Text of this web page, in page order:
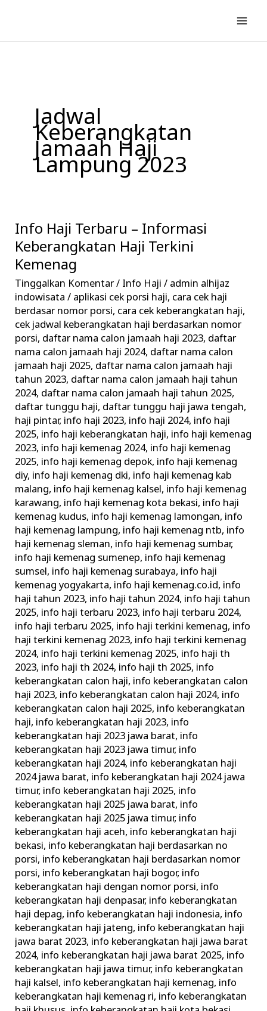
konten
Jadwal
Keberangkatan
Jamaah Haji
Lampung 2023
Info Haji Terbaru – Informasi
Keberangkatan Haji Terkini
Kemenag
Tinggalkan Komentar/ Info Haji / admin alhijaz
indowisata/ aplikasi cek porsi haji, cara cek haji
berdasar nomor porsi, cara cek keberangkatan haji,
cek jadwal keberangkatan haji berdasarkan nomor
porsi, daftar nama calon jamaah haji 2023, daftar
nama calon jamaah haji 2024, daftar nama calon
jamaah haji 2025, daftar nama calon jamaah haji
tahun 2023, daftar nama calon jamaah haji tahun
2024, daftar nama calon jamaah haji tahun 2025,
daftar tunggu haji, daftar tunggu haji jawa tengah,
haji pintar, info haji 2023, info haji 2024, info haji
2025, info haji keberangkatan haji, info haji kemenag
2023, info haji kemenag 2024, info haji kemenag
2025, info haji kemenag depok, info haji kemenag
diy, info haji kemenag dki, info haji kemenag kab
malang, info haji kemenag kalsel, info haji kemenag
karawang, info haji kemenag kota bekasi, info haji
kemenag kudus, info haji kemenag lamongan, info
haji kemenag lampung, info haji kemenag ntb, info
haji kemenag sleman, info haji kemenag sumbar,
info haji kemenag sumenep, info haji kemenag
sumsel, info haji kemenag surabaya, info haji
kemenag yogyakarta, info haji kemenag.co.id, info
haji tahun 2023, info haji tahun 2024, info haji tahun
2025, info haji terbaru 2023, info haji terbaru 2024,
info haji terbaru 2025, info haji terkini kemenag, info
haji terkini kemenag 2023, info haji terkini kemenag
2024, info haji terkini kemenag 2025, info haji th
2023, info haji th 2024, info haji th 2025, info
keberangkatan calon haji, info keberangkatan calon
haji 2023, info keberangkatan calon haji 2024, info
keberangkatan calon haji 2025, info keberangkatan
haji, info keberangkatan haji 2023, info
keberangkatan haji 2023 jawa barat, info
keberangkatan haji 2023 jawa timur, info
keberangkatan haji 2024, info keberangkatan haji
2024 jawa barat, info keberangkatan haji 2024 jawa
timur, info keberangkatan haji 2025, info
keberangkatan haji 2025 jawa barat, info
keberangkatan haji 2025 jawa timur, info
keberangkatan haji aceh, info keberangkatan haji
bekasi, info keberangkatan haji berdasarkan no
porsi, info keberangkatan haji berdasarkan nomor
porsi, info keberangkatan haji bogor, info
keberangkatan haji dengan nomor porsi, info
keberangkatan haji denpasar, info keberangkatan
haji depag, info keberangkatan haji indonesia, info
keberangkatan haji jateng, info keberangkatan haji
jawa barat 2023, info keberangkatan haji jawa barat
2024, info keberangkatan haji jawa barat 2025, info
keberangkatan haji jawa timur, info keberangkatan
haji kalsel, info keberangkatan haji kemenag, info
keberangkatan haji kemenag ri, info keberangkatan
Info
Haji
Terbaru
–
Informasi
Keberangkatan
Haji
Terkini
Kemenag